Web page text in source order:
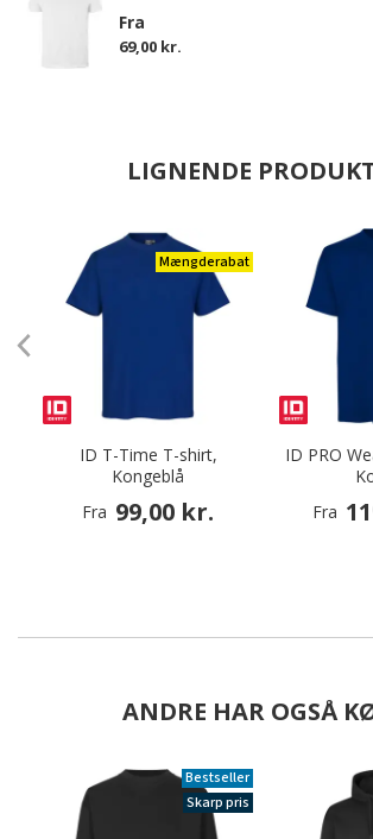
Fra
69,00 kr.
LIGNENDE
Mængderabat
ID T-Time T-shirt,
Kongeblå
Fra 99,00 kr.
ID PRO
Fra
ANDRE HAR OGSÅ
Bestseller
Skarp pris